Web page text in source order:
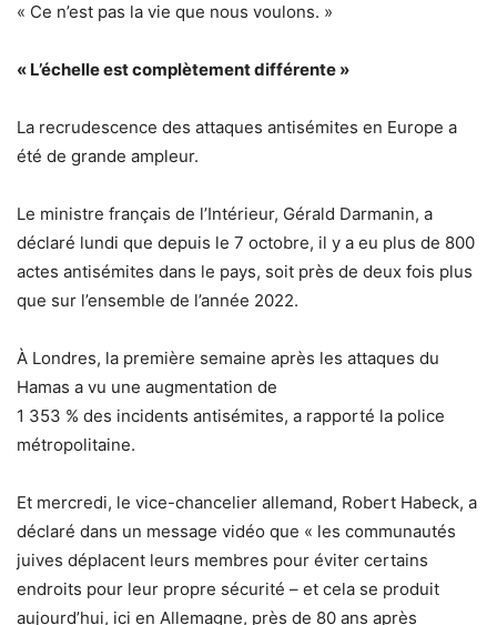
« Ce n’est pas la vie que nous voulons. »
« L’échelle est complètement différente »
La recrudescence des attaques antisémites en Europe a
été de grande ampleur.
Le ministre français de l’Intérieur, Gérald Darmanin, a
déclaré lundi que depuis le 7 octobre, il y a eu plus de 800
actes antisémites dans le pays, soit près de deux fois plus
que sur l’ensemble de l’année 2022.
À Londres, la première semaine après les attaques du
Hamas a vu une augmentation de
1 353 % des incidents antisémites, a rapporté la police
métropolitaine.
Et mercredi, le vice-chancelier allemand, Robert Habeck, a
déclaré dans un message vidéo que « les communautés
juives déplacent leurs membres pour éviter certains
endroits pour leur propre sécurité – et cela se produit
aujourd’hui, ici en Allemagne, près de 80 ans après